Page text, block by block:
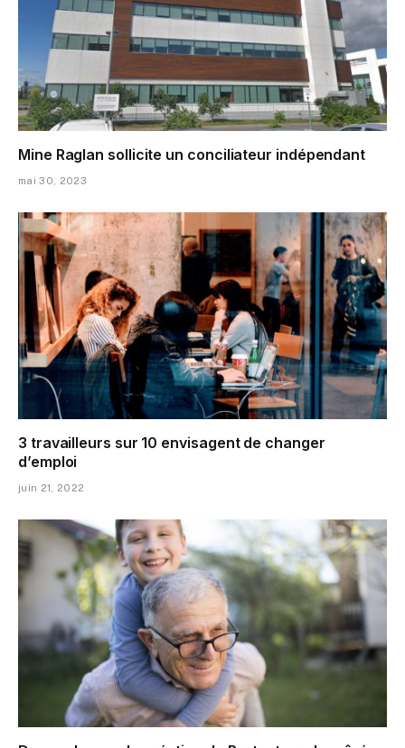
Mine Raglan sollicite un conciliateur indépendant
mai 30, 2023
3 travailleurs sur 10 envisagent de changer
d’emploi
juin 21, 2022